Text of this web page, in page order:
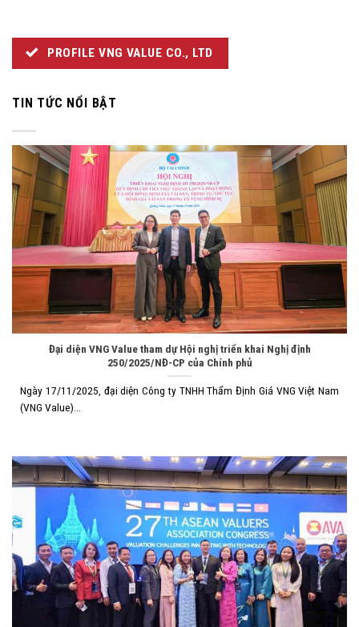
PROFILE VNG VALUE CO., LTD
TIN TỨC NỔI BẬT
Đại diện VNG Value tham dự Hội nghị triển khai Nghị định
250/2025/NĐ-CP của Chính phủ
Ngày 17/11/2025, đại diện Công ty TNHH Thẩm Định Giá VNG Việt Nam
(VNG Value)...